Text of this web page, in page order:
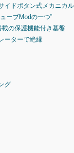
イドボタン式メカニカ
ーブModの一つ”
の保護機能付き基盤
ーターで絶縁
グ